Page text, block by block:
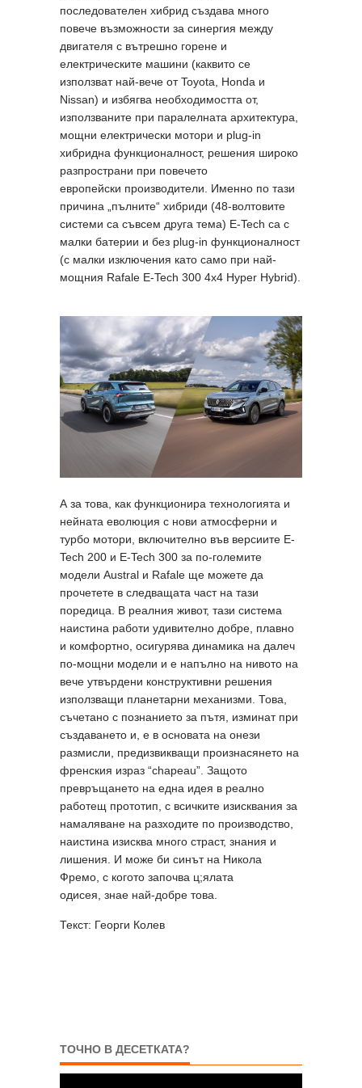
последователен хибрид създава много
повече възможности за синергия между
двигателя с вътрешно горене и
електрическите машини (каквито се
използват най-вече от Toyota, Honda и
Nissan) и избягва необходимостта от,
използваните при паралелната архитектура,
мощни електрически мотори и plug-in
хибридна функционалност, решения широко
разпространи при повечето
европейски производители. Именно по тази
причина „пълните“ хибриди (48-волтовите
системи са съвсем друга тема) E-Tech са с
малки батерии и без plug-in функционалност
(с малки изключения като само при най-
мощния Rafale E-Tech 300 4x4 Hyper Hybrid).
А за това, как функционира технологията и
нейната еволюция с нови атмосферни и
турбо мотори, включително във версиите E-
Tech 200 и E-Tech 300 за по-големите
модели Austral и Rafale ще можете да
прочетете в следващата част на тази
поредица. В реалния живот, тази система
наистина работи удивително добре, плавно
и комфортно, осигурява динамика на далеч
по-мощни модели и е напълно на нивото на
вече утвърдени конструктивни решения
използващи планетарни механизми. Това,
съчетано с познанието за пътя, изминат при
създаването и, е в основата на онези
размисли, предизвикващи произнасянето на
френския израз “chapeau”. Защото
превръщането на една идея в реално
работещ прототип, с всичките изисквания за
намаляване на разходите по производство,
наистина изисква много страст, знания и
лишения. И може би синът на Никола
Фремо, с когото започва ц;ялата
одисея, знае най-добре това.
Текст: Георги Колев
ТОЧНО В ДЕСЕТКАТА?